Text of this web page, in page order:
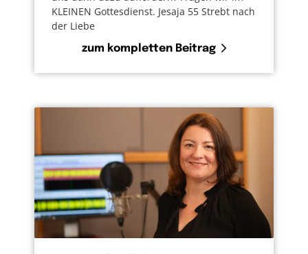
KLEINEN Gottesdienst. Jesaja 55 Strebt nach
der Liebe
zum kompletten Beitrag